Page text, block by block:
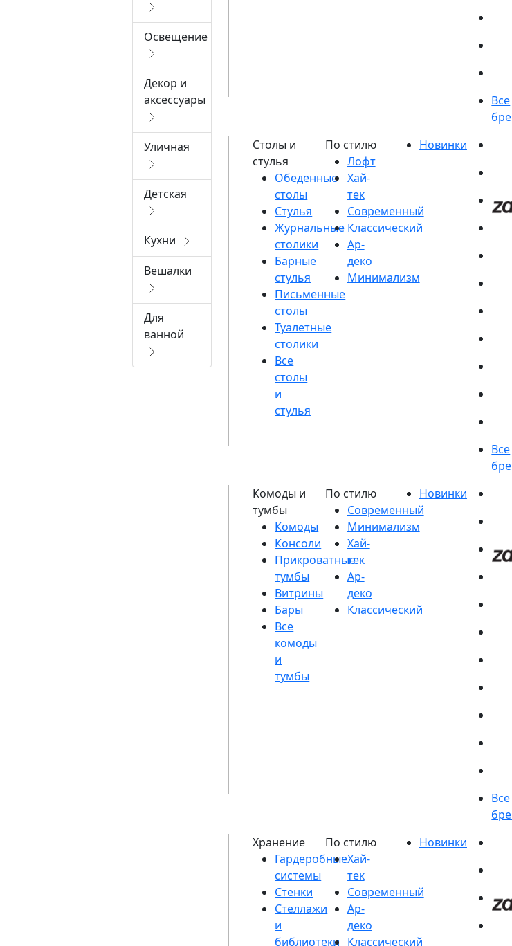
Освещение
Декор и
аксессуары
Уличная
Детская
Кухни
Вешалки
Для
ванной
Обеденные
столы
Стулья
Журнальные
столики
Барные
стулья
Письменные
столы
Туалетные
столики
Комоды
Консоли
Прикроватные
тумбы
Витрины
Бары
Гардеробные
системы
Стенки
Стеллажи
и
библиотеки